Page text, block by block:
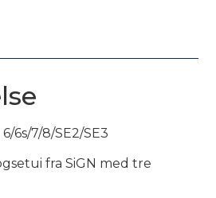
6s/7/8/SE2/SE3
fra SiGN med tre